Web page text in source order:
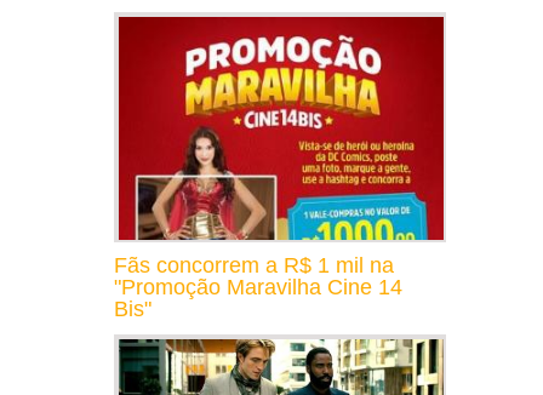
Fãs concorrem a R$ 1 mil na
"Promoção Maravilha Cine 14
Bis"